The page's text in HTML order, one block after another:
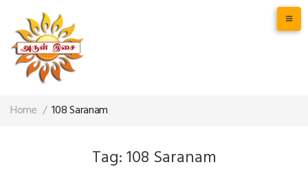
Home / 108 Saranam
Tag:108 Saranam